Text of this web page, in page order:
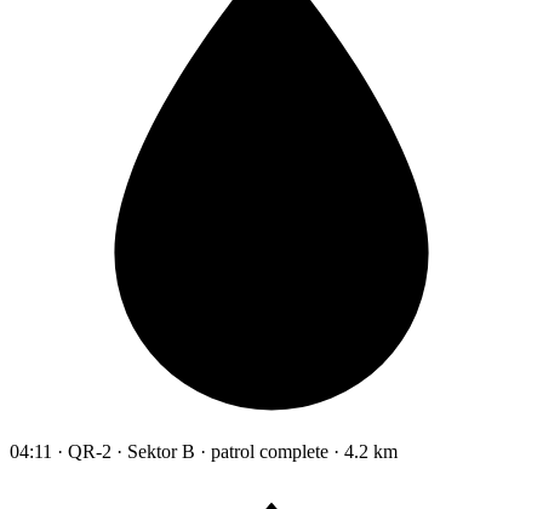
04:11 · QR-2 · Sektor B · patrol complete · 4.2 km